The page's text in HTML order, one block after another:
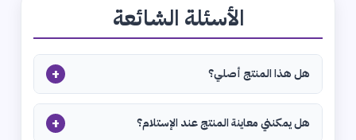
الأسئلة الشائعة
هل هذا المنتج أصلي؟ +
هل يمكنني معاينة المنتج عند الإستلام؟ +